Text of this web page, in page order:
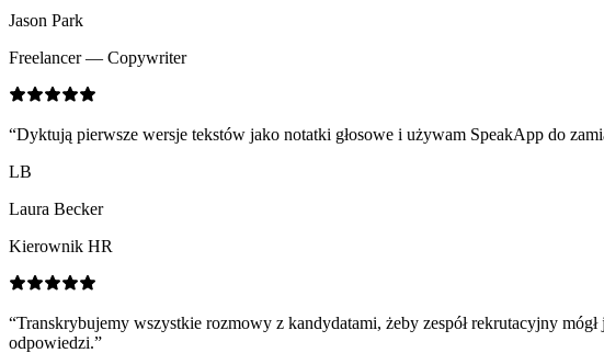
Jason Park
Freelancer — Copywriter
“Dyktują pierwsze wersje tekstów jako notatki głosowe i używam SpeakApp do
LB
Laura Becker
Kierownik HR
“Transkrybujemy wszystkie rozmowy z kandydatami, żeby zespół rekrutacyjny
odpowiedzi.”